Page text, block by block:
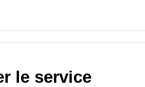
le service